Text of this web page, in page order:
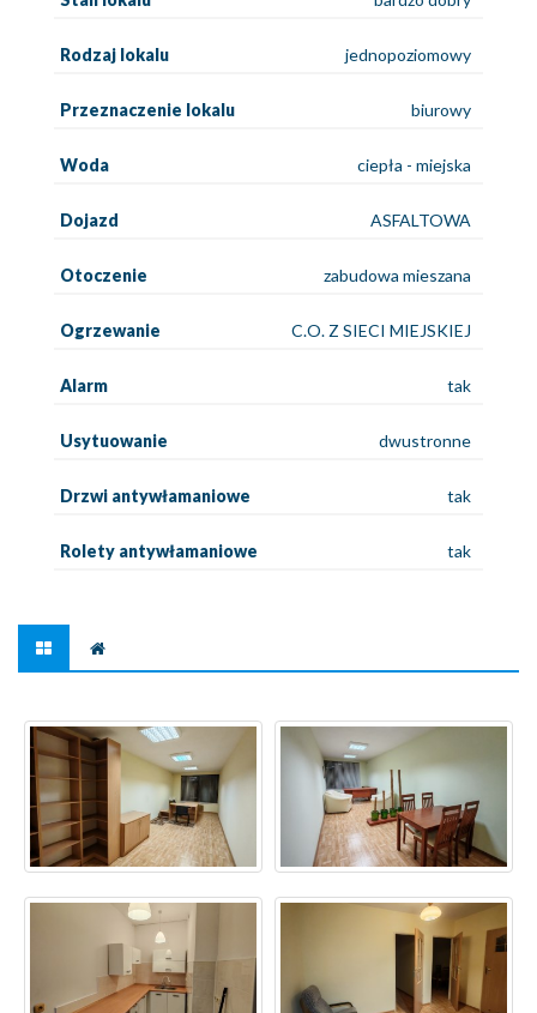
Rodzaj lokalu jednopoziomowy
Przeznaczenie lokalu biurowy
Woda ciepła - miejska
Dojazd ASFALTOWA
Otoczenie zabudowa mieszana
Ogrzewanie C.O. Z SIECI MIEJSKIEJ
Alarm tak
Usytuowanie dwustronne
Drzwi antywłamaniowe tak
Rolety antywłamaniowe tak